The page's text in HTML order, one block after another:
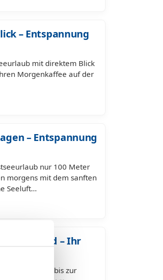
– Entspannung
mit direktem Blick
Morgenkaffee auf der
– Entspannung
nur 100 Meter
morgens mit dem sanften
Seeluft…
am Strand – Ihr
100 Meter bis zur